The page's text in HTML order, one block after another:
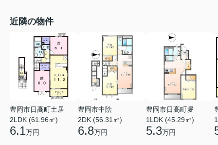
近隣の物件
豊岡市日高町土居
2LDK (61.96㎡)
6.1万円
豊岡市中陰
2DK (56.31㎡)
6.8万円
豊岡市日高町堀
1LDK (45.29㎡)
5.3万円